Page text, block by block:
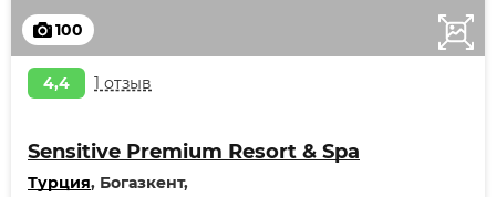
100
4,4 1 отзыв
Sensitive Premium Resort & Spa
Турция, Богазкент,